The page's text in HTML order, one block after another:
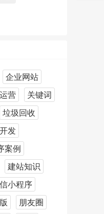
企业网站
营
关键词
垃圾回收
发
案例
建站知识
小程序
朋友圈